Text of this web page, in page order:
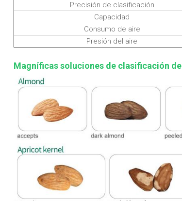
Precisión de clasificación
Capacidad
Consumo de aire
Presión del aire
Magníficas soluciones de clasificación